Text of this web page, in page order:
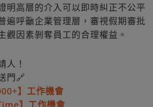
明高層的介入可以即時糾正不公平
遍呼籲企業管理層，審視假期審批
觀因素剝奪員工的合理權益。
人！
門🔗
】工作機會
】工作機會